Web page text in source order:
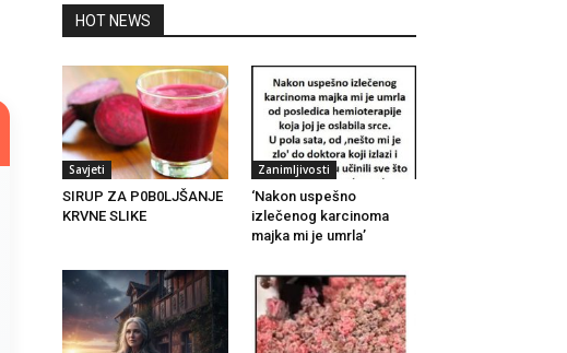
HOT NEWS
Savjeti
SIRUP ZA P0B0LJŠANJE
KRVNE SLIKE
Zanimljivosti
‘Nakon uspešno
izlečenog karcinoma
majka mi je umrla’